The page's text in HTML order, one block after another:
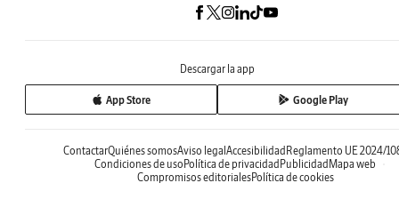
Descargar la app
App Store Google Play
ContactarQuiénes somosAviso legal Accesibilidad Reglamento UE 2024/
Condiciones de uso Política de privacidad Publicidad Mapa web
Compromisos editorialesPolítica de cookies